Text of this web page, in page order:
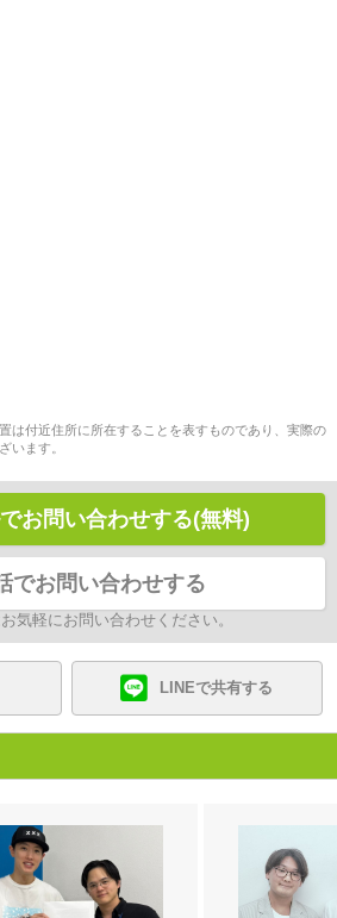
は付近住所に所在することを表すものであり、実際の
います。
お問い合わせする(無料)
でお問い合わせする
気軽にお問い合わせください。
LINEで共有する